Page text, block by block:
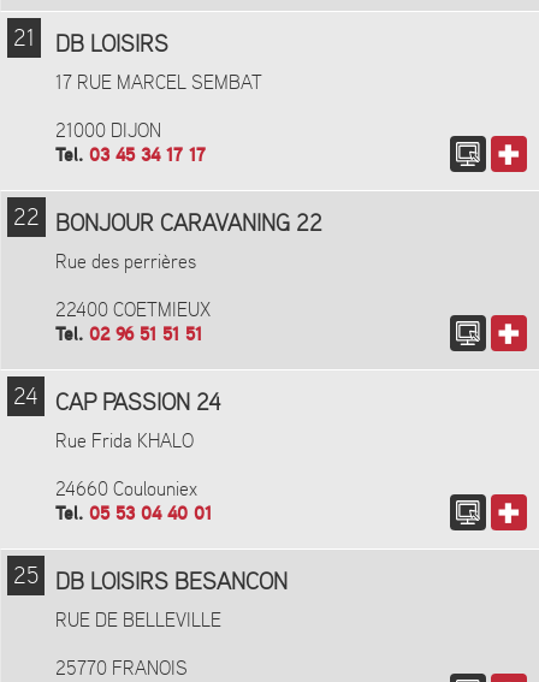
21 DB LOISIRS
17 RUE MARCEL SEMBAT
21000 DIJON
Tel. 03 45 34 17 17
22 BONJOUR CARAVANING 22
Rue des perrières
22400 COETMIEUX
Tel. 02 96 51 51 51
24 CAP PASSION 24
Rue Frida KHALO
24660 Coulouniex
Tel. 05 53 04 40 01
25 DB LOISIRS BESANCON
RUE DE BELLEVILLE
25770 FRANOIS